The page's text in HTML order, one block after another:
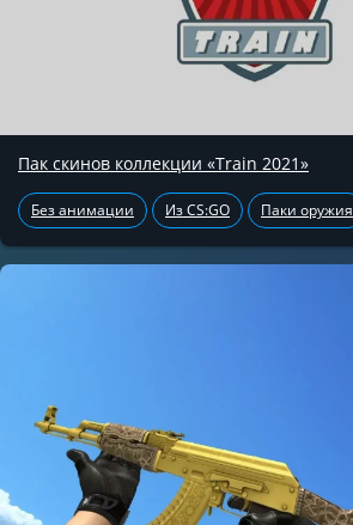
Пак скинов коллекции «Train 2021»
Без анимации Из CS:GO Паки оружия